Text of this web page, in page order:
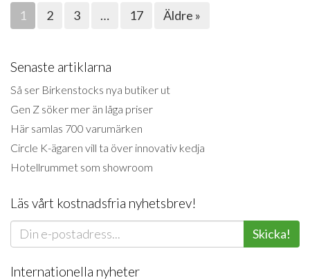
1 2 3 … 17 Äldre »
Senaste artiklarna
Så ser Birkenstocks nya butiker ut
Gen Z söker mer än låga priser
Här samlas 700 varumärken
Circle K-ägaren vill ta över innovativ kedja
Hotellrummet som showroom
Läs vårt kostnadsfria nyhetsbrev!
Skicka!
Internationella nyheter